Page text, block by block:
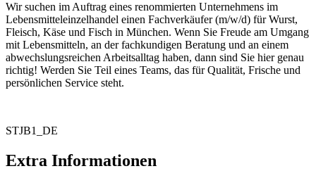
Wir suchen im Auftrag eines renommierten Unternehmens im
Lebensmitteleinzelhandel einen Fachverkäufer (m/w/d) für Wurst,
Fleisch, Käse und Fisch in München. Wenn Sie Freude am Umgang
mit Lebensmitteln, an der fachkundigen Beratung und an einem
abwechslungsreichen Arbeitsalltag haben, dann sind Sie hier genau
richtig! Werden Sie Teil eines Teams, das für Qualität, Frische und
persönlichen Service steht.
STJB1_DE
Extra Informationen